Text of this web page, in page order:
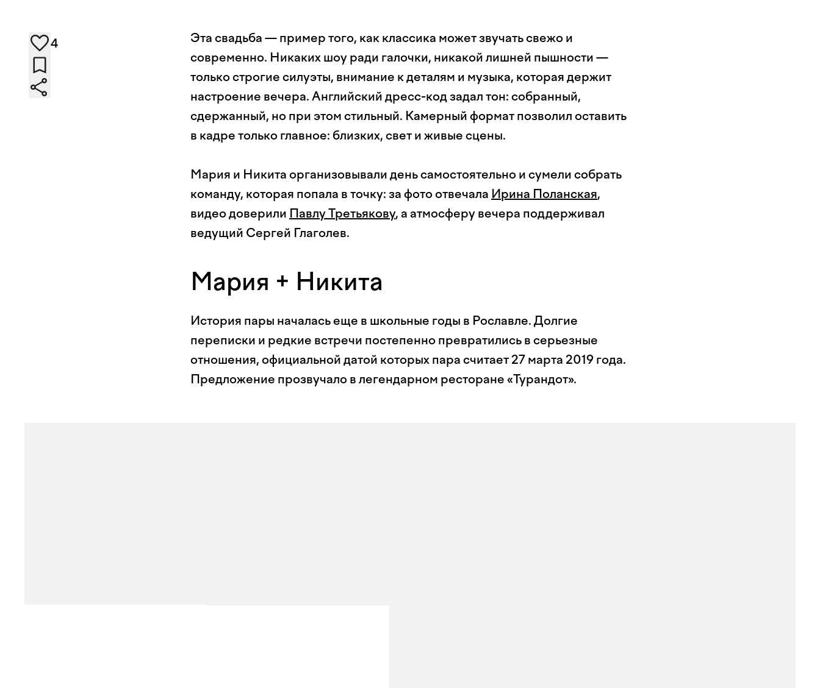
4
Эта свадьба — пример того, как классика может звучать свежо и
современно. Никаких шоу ради галочки, никакой лишней пышности —
только строгие силуэты, внимание к деталям и музыка, которая держит
настроение вечера. Английский дресс-код задал тон: собранный,
сдержанный, но при этом стильный. Камерный формат позволил оставить
в кадре только главное: близких, свет и живые сцены.
Мария и Никита организовывали день самостоятельно и сумели собрать
команду, которая попала в точку: за фото отвечала Ирина Поланская,
видео доверили Павлу Третьякову, а атмосферу вечера поддерживал
ведущий Сергей Глаголев.
Мария + Никита
История пары началась еще в школьные годы в Рославле. Долгие
переписки и редкие встречи постепенно превратились в серьезные
отношения, официальной датой которых пара считает 27 марта 2019 года.
Предложение прозвучало в легендарном ресторане «Турандот».